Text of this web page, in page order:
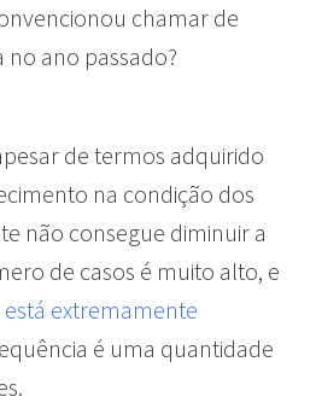
chamar de
no ano passado?
de termos adquirido
na condição dos
não consegue diminuir a
de casos é muito alto, e
extremamente
é uma quantidade